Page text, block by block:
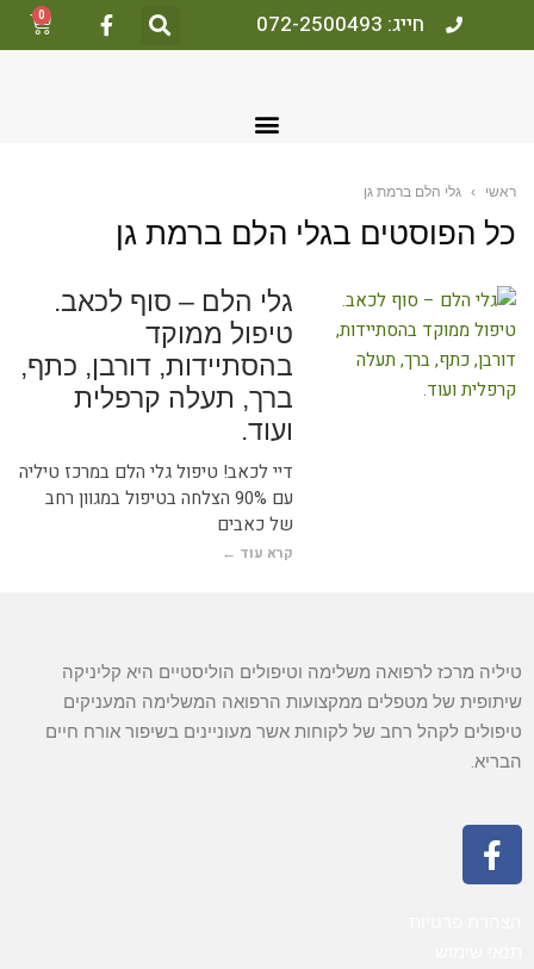
חייג: 072-2500493 0
ראשי › גלי הלם ברמת גן
כל הפוסטים בגלי הלם ברמת גן
גלי הלם – סוף לכאב.
טיפול ממוקד
בהסתיידות, דורבן, כתף,
ברך, תעלה קרפלית
ועוד.
דיי לכאב! טיפול גלי הלם במרכז טיליה
עם 90% הצלחה בטיפול במגוון רחב
של כאבים
קרא עוד ←
טיליה מרכז לרפואה משלימה וטיפולים הוליסטיים היא קליניקה
שיתופית של מטפלים ממקצועות הרפואה המשלימה המעניקים
טיפולים לקהל רחב של לקוחות אשר מעוניינים בשיפור אורח חיים
הבריא.